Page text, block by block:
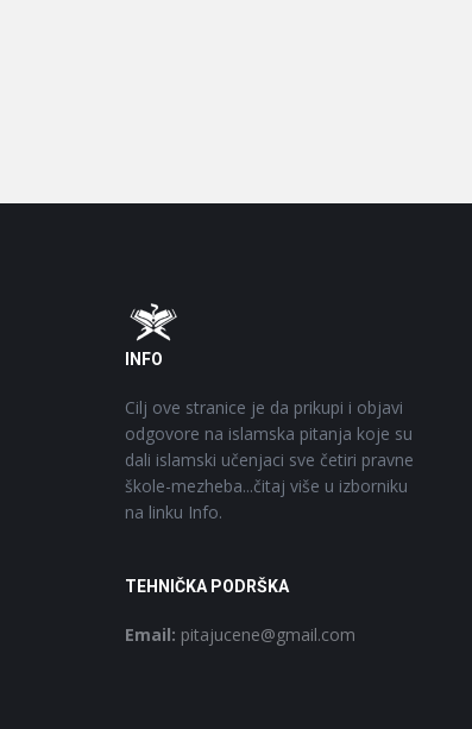
Footer
INFO
Cilj ove stranice je da prikupi i objavi
odgovore na islamska pitanja koje su
dali islamski učenjaci sve četiri pravne
škole-mezheba...čitaj više u izborniku
na linku Info.
TEHNIČKA PODRŠKA
Email: pitajucene@gmail.com